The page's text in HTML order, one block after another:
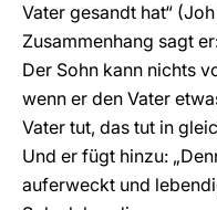
Vater gesandt hat“
Zusammenhang sagt
Der Sohn kann nichts
wenn er den Vater
Vater tut, das tut in
Und er fügt hinzu:
auferweckt und